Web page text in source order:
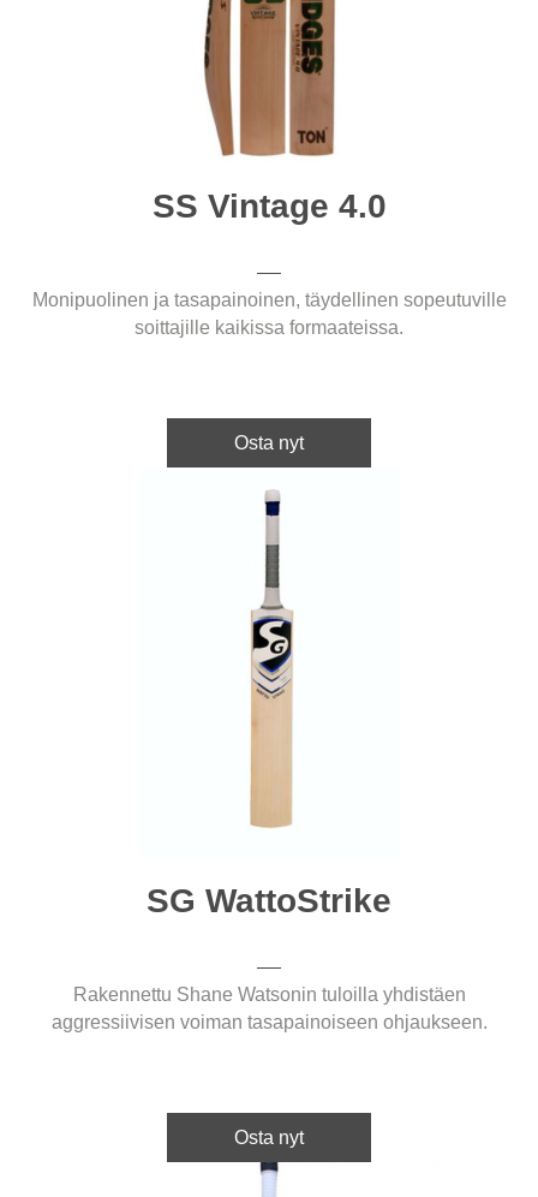
SS Vintage 4.0
Monipuolinen ja tasapainoinen, täydellinen sopeutuville
soittajille kaikissa formaateissa.
Osta nyt
SG WattoStrike
Rakennettu Shane Watsonin tuloilla yhdistäen
aggressiivisen voiman tasapainoiseen ohjaukseen.
Osta nyt